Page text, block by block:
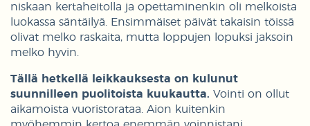
niskaan kertaheitolla ja opettaminenkin oli melkoista
luokassa säntäilyä. Ensimmäiset päivät takaisin töissä
olivat melko raskaita, mutta loppujen lopuksi jaksoin
melko hyvin.
Tällä hetkellä leikkauksesta on kulunut
suunnilleen puolitoista kuukautta. Vointi on ollut
aikamoista vuoristorataa. Aion kuitenkin